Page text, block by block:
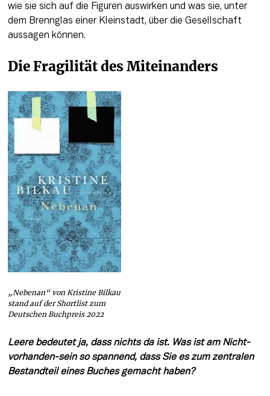
wie sie sich auf die Figuren auswirken und was sie, unter
dem Brennglas einer Kleinstadt, über die Gesellschaft
aussagen können.
Die Fragilität des Miteinanders
„Nebenan“ von Kristine Bilkau
stand auf der Shortlist zum
Deutschen Buchpreis 2022
Leere bedeutet ja, dass nichts da ist. Was ist am Nicht-
vorhanden-sein so spannend, dass Sie es zum zentralen
Bestandteil eines Buches gemacht haben?